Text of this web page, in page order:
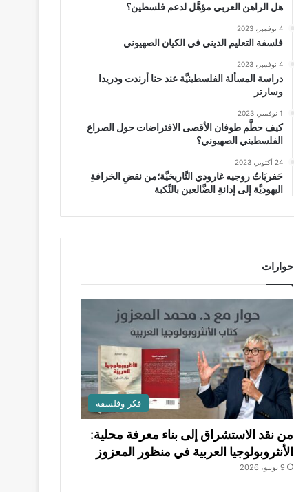
هل الراهن العربي مؤهَّل لدعم فلسطين؟
4 نوفمبر، 2023
فلسفة التعليم الديني في الكيان الصهيوني
4 نوفمبر، 2023
دراسة المسألة الفلسطينيَّة عند حنا أرندت ودريدا
وسارتر
1 نوفمبر، 2023
كيف حطَّم طوفان الأقصى الافتراضات حول الصراع
الفلسطيني الصهيوني؟
24 أكتوبر، 2023
حَفريَاتُ روجيه غارودي التَّاريخيَّة؛من نقضِ الخرافةِ
اليهوديَّة إلى إدانةِ الضَّالعين بالنَّكبة
حوارات
فكر وفلسفة
من نقد الاستشراق إلى بناء معرفة محلية:
الأنثروبولوجيا العربية في منظور المعزوز
9 يونيو، 2026